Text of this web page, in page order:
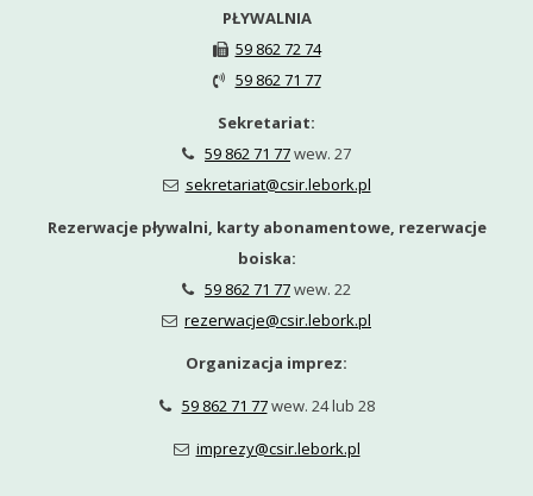
PŁYWALNIA
 59 862 72 74

59 862 71 77
Sekretariat:
 59 862 71 77wew. 27
 sekretariat@csir.lebork.pl
Rezerwacje pływalni, karty abonamentowe, rezerwacje
boiska:
 59 862 71 77wew. 22
 rezerwacje@csir.lebork.pl
Organizacja imprez:
 59 862 71 77wew. 24 lub 28
 imprezy@csir.lebork.pl